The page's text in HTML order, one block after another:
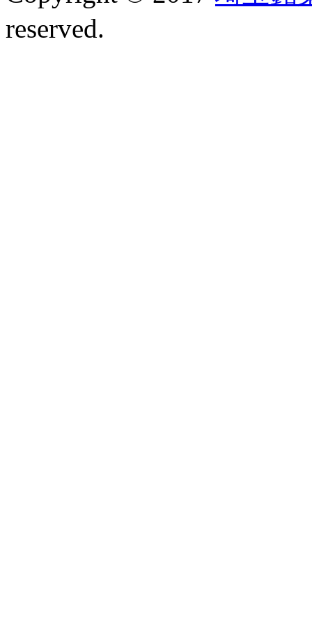
reserved.